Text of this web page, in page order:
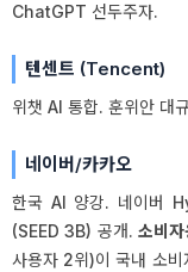
ChatGPT 선두주자.
텐센트 (Tencent)
위챗 AI 통합. 훈위안 대
네이버/카카오
한국 AI 양강. 네이버
(SEED 3B) 공개. 소비
사용자 2위)이 국내 소